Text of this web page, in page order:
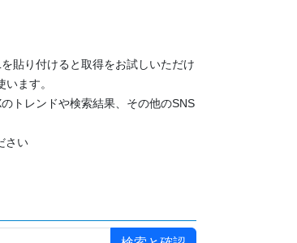
貼り付けると取得をお試しいただけ
ます。
トレンドや検索結果、その他のSNS
さい